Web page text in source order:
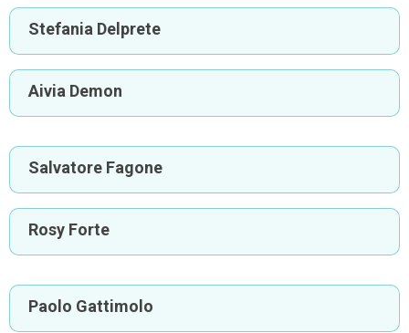
Stefania Delprete
Aivia Demon
Salvatore Fagone
Rosy Forte
Paolo Gattimolo